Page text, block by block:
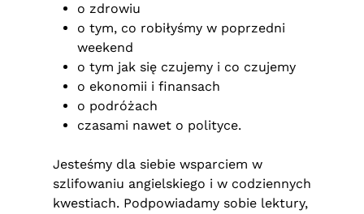
o zdrowiu
o tym, co robiłyśmy w poprzedni
weekend
o tym jak się czujemy i co czujemy
o ekonomii i finansach
o podróżach
czasami nawet o polityce.
Jesteśmy dla siebie wsparciem w
szlifowaniu angielskiego i w codziennych
kwestiach. Podpowiadamy sobie lektury,